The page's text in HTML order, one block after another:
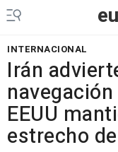
INTERNACIONAL
Irán
EEUU
estrecho